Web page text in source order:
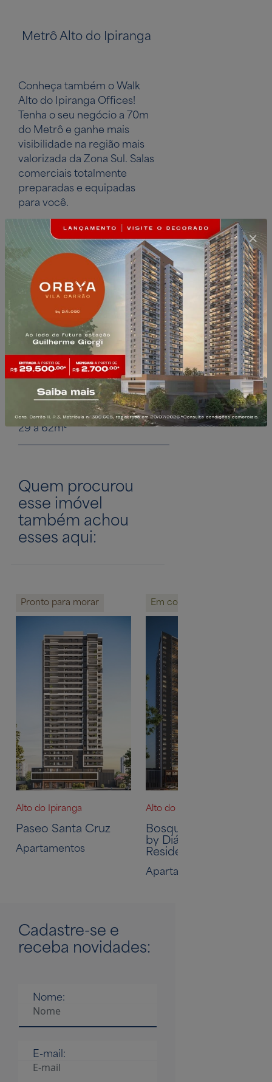
Metrô Alto do Ipiranga
Conheça também o Walk
Alto do Ipiranga Offices!
Tenha o seu negócio a 70m
do Metrô e ganhe mais
visibilidade na região mais
valorizada da Zona Sul. Salas
comerciais totalmente
preparadas e equipadas
para você.
Walk Alto do Ipiranga Offices
Diálogo Offices
29 a 62m²
Quem procurou
esse imóvel
também achou
esses aqui:
Pronto para morar
Alto do Ipiranga
Paseo Santa Cruz
Apartamentos
Em construção
Alto do Ipiranga
Bosque Santa Cruz
by Diálogo
Residences
Apartamentos
Cadastre-se e
receba novidades:
Nome:
E-mail: